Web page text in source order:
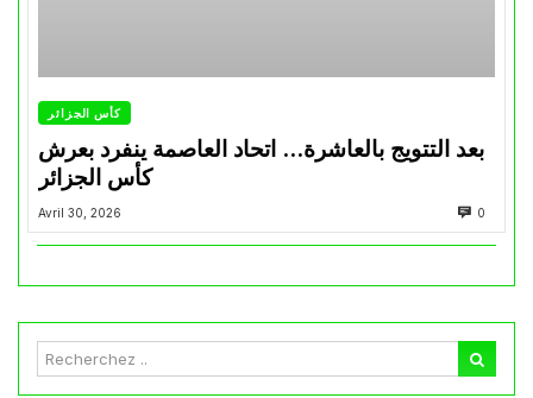
كأس الجزائر
بعد التتويج بالعاشرة… اتحاد العاصمة ينفرد بعرش
كأس الجزائر
Avril 30, 2026 0